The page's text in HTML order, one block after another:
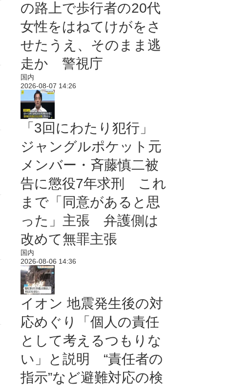
の路上で歩行者の20代
女性をはねてけがをさ
せたうえ、そのまま逃
走か 警視庁
国内
2026-08-07 14:26
「3回にわたり犯行」
ジャングルポケット元
メンバー・斉藤慎二被
告に懲役7年求刑 これ
まで「同意があると思
った」主張 弁護側は
改めて無罪主張
国内
2026-08-06 14:36
イオン 地震発生後の対
応めぐり「個人の責任
として考えるつもりな
い」と説明 “責任者の
指示”など避難対応の検